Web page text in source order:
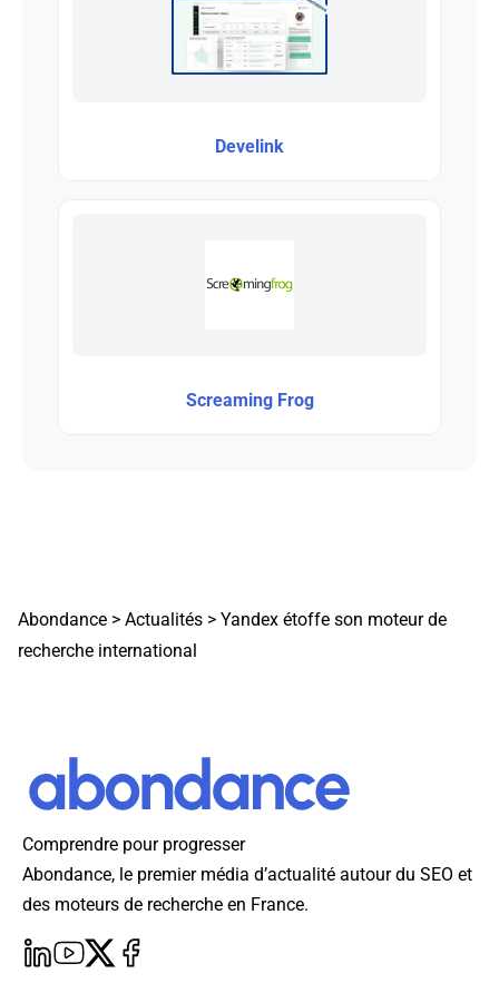
Develink
Screaming Frog
Abondance > Actualités > Yandex étoffe son moteur de
recherche international
Comprendre pour progresser
Abondance, le premier média d’actualité autour du SEO et
des moteurs de recherche en France.